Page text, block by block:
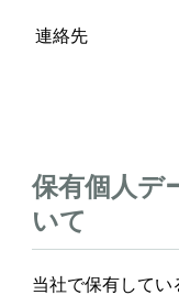
連絡先
保有個人デ
いて
当社で保有してい